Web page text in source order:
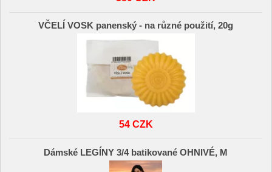
VČELÍ VOSK panenský - na různé použití, 20g
54 CZK
Dámské LEGÍNY 3/4 batikované OHNIVÉ, M